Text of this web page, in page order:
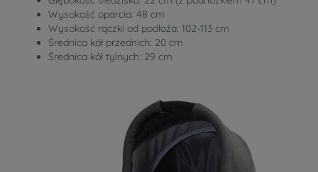
Wysokość oparcia: 48 cm
Wysokość rączki od podłoża: 102-113 cm
Średnica kół przednich: 20 cm
Średnica kół tylnych: 29 cm